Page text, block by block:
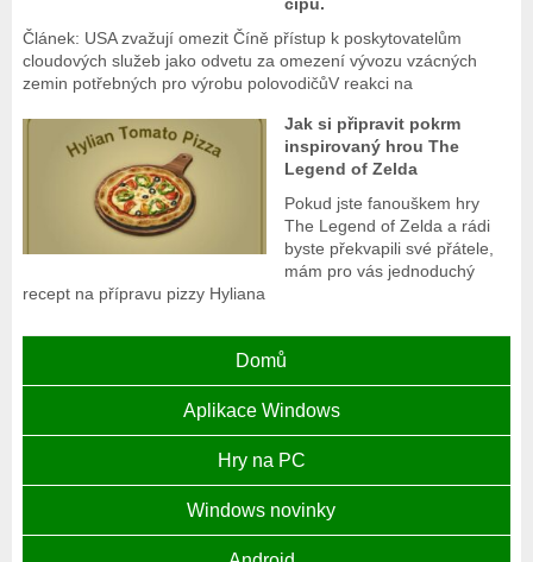
Článek: USA zvažují omezit Číně přístup k poskytovatelům
cloudových služeb jako odvetu za omezení vývozu vzácných
zemin potřebných pro výrobu polovodičůV reakci na
Jak si připravit pokrm
inspirovaný hrou The
Legend of Zelda
Pokud jste fanouškem hry
The Legend of Zelda a rádi
byste překvapili své přátele,
mám pro vás jednoduchý
recept na přípravu pizzy Hyliana
Domů
Aplikace Windows
Hry na PC
Windows novinky